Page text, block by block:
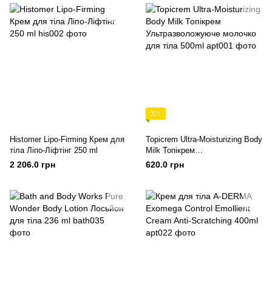
Histomer Lipo-Firming Крем для
тіла Ліпо-Ліфтінг 250 ml
2 206.0 грн
Хіт
Topicrem Ultra-Moisturizing Body
Milk Топікрем
Ультразволожуюче молочко
для тіла 500ml
620.0 грн